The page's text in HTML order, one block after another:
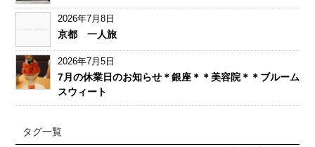
2026年7月8日
京都 一人旅
2026年7月5日
7月の休業日のお知らせ＊銀座＊＊美容院＊＊ブルーム
スウィート
タグ一覧